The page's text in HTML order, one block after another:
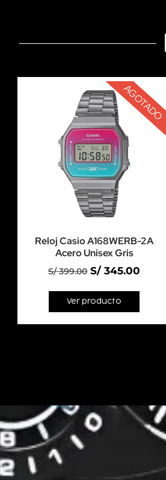
AGOTADO
Reloj Casio A168WERB-2A
Acero Unisex Gris
S/399.00 S/ 345.00
Ver producto